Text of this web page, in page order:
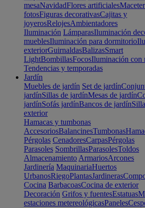
mesaNavidadFlores artificiales
fotosFiguras decorativasCajitas y
joyerosRelojesAmbientadores
Iluminación LámparasIluminación
mueblesIluminación para dormitorio
exteriorGuirnaldasBalizasSmart
LightBombillasFocosIluminación con
Tendencias y temporadas
Jardín
Muebles de jardín Set de jardín
jardínSillas de jardínMesas de jardín
jardínSofás jardínBancos de jardín
exterior
Hamacas y tumbonas
AccesoriosBalancinesTumbonas
Pérgolas CenadoresCarpasPérgolas
Parasoles SombrillasParasolesToldos
Almacenamiento ArmariosArcones
Jardinería MaquinariaHuertos
UrbanosRiegoPlantasJardineras
Cocina BarbacoasCocina de exterior
Decoración Grifos y fuentesEstatuas
estaciones metereológicasPaneles